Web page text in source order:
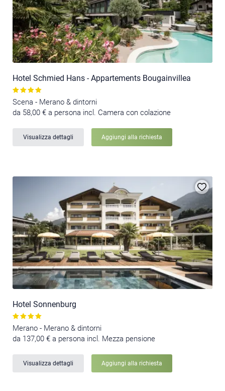
Hotel Schmied Hans - Appartements Bougainvillea
Scena - Merano & dintorni
da 58,00 € a persona incl. Camera con colazione
Visualizza dettagli Aggiungi alla richiesta
Hotel Sonnenburg
Merano - Merano & dintorni
da 137,00 € a persona incl. Mezza pensione
Visualizza dettagli Aggiungi alla richiesta